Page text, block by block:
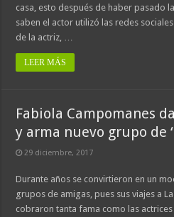
casa, esto después de haber pasado
saben el actor utilizó las redes
de la actriz, …
LEER MÁS
Fabiola Campomanes
y arma nuevo grupo de
29 diciembre, 2017
Durante años se convirtieron en un
grupos de amigas, pues sus viajes a
cobraron tanta fama como las